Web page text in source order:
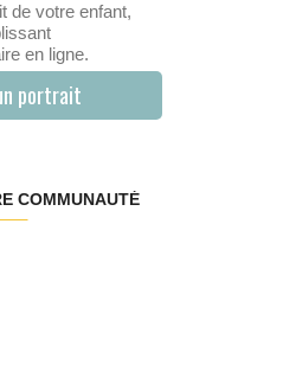
de votre enfant,
en ligne.
portrait
COMMUNAUTÉ